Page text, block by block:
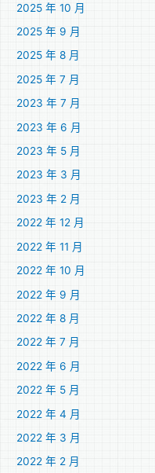
2025 年 10 月
2025 年 9 月
2025 年 8 月
2025 年 7 月
2023 年 7 月
2023 年 6 月
2023 年 5 月
2023 年 3 月
2023 年 2 月
2022 年 12 月
2022 年 11 月
2022 年 10 月
2022 年 9 月
2022 年 8 月
2022 年 7 月
2022 年 6 月
2022 年 5 月
2022 年 4 月
2022 年 3 月
2022 年 2 月